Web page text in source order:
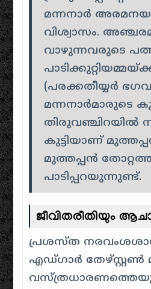
മന്നനാർ
വിശ്വാസം.
വാഴുന്നവരുടെ
(പരക്കതീയ്യർ
മന്നനാർമാരുടെ
തിരുവഞ്ചിറയിൽ
കുട്ടിയാണ്
മുത്തപ്പൻ
പാടിപ്പറയുന്നുണ്ട്.
ജീവിതരീതിയും
പ്രശസ്ത
എഡ്ഗാർ തേഴ്സ്റ്റൺ